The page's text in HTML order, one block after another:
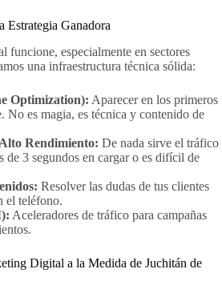
Estrategia Ganadora
funcione, especialmente en sectores
una infraestructura técnica sólida:
Optimization): Aparecer en los primeros
No es magia, es técnica y contenido de
Rendimiento: De nada sirve el tráfico
de 3 segundos en cargar o es difícil de
Resolver las dudas de tus clientes
el teléfono.
Aceleradores de tráfico para campañas
Digital a la Medida de Juchitán de